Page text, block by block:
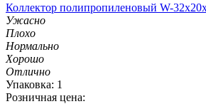
Коллектор полипропиленовый W-
Ужасно
Плохо
Нормально
Хорошо
Отлично
Упаковка: 1
Розничная цена: